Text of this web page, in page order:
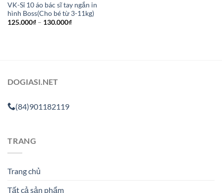
VK-Sỉ 10 áo bác sĩ tay ngắn in
hình Boss(Cho bé từ 3-11kg)
125.000₫– 130.000₫
DOGIASI.NET
(84)901182119
TRANG
Trang chủ
Tất cả sản phẩm